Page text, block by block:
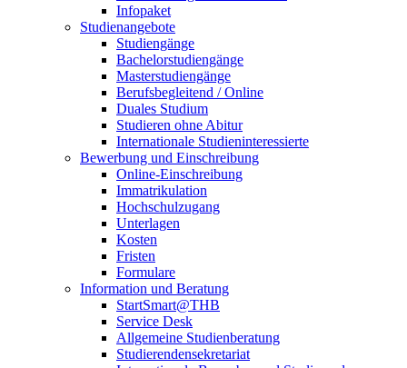
Infopaket
Studienangebote
Studiengänge
Bachelorstudiengänge
Masterstudiengänge
Berufsbegleitend / Online
Duales Studium
Studieren ohne Abitur
Internationale Studieninteressierte
Bewerbung und Einschreibung
Online-Einschreibung
Immatrikulation
Hochschulzugang
Unterlagen
Kosten
Fristen
Formulare
Information und Beratung
StartSmart@THB
Service Desk
Allgemeine Studienberatung
Studierendensekretariat